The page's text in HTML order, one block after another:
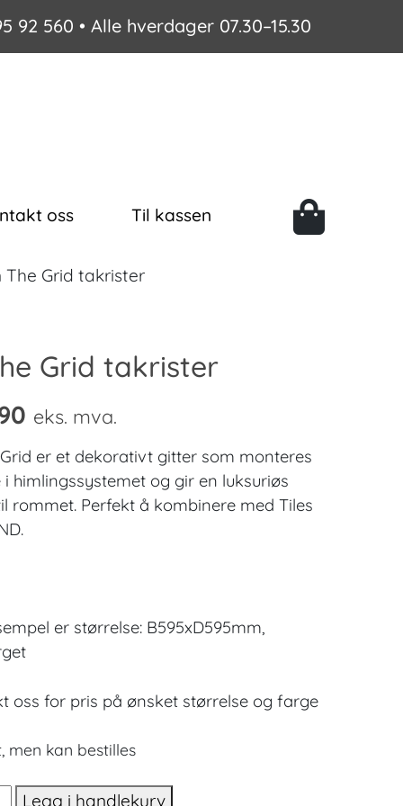
92 560 • Alle hverdager 07.30–15.30
oss Til kassen
The Grid takrister
Grid takrister
eks. mva.
er et dekorativt gitter som monteres
i himlingssystemet og gir en luksuriøs
rommet. Perfekt å kombinere med Tiles
er størrelse: B595xD595mm,
oss for pris på ønsket størrelse og farge
men kan bestilles
Legg i handlekurv